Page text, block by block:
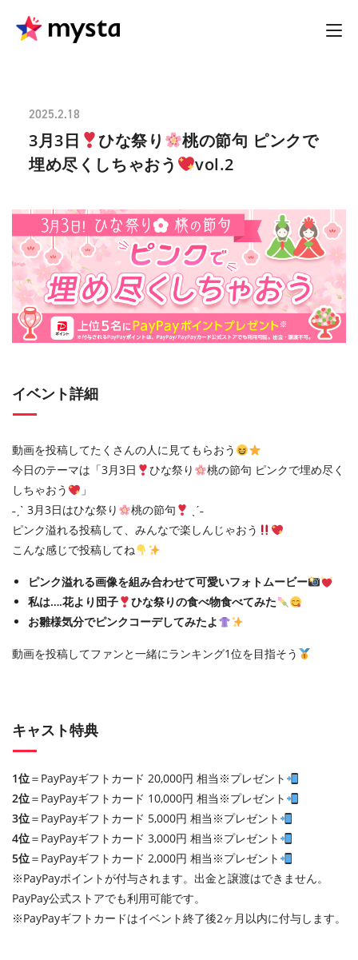
2025.2.18
3月3日 ひな祭り
桃の節句 ピンクで
埋め尽くしちゃおう
vol.2
イベント詳細
動画を投稿してたくさんの人に見てもらおう
今日のテーマは「3月3日
ひな祭り
桃の節句 ピンクで埋め尽く
しちゃおう
」
˗ˏˋ 3月3日はひな祭り
桃の節句
ˎˊ˗
ピンク溢れる投稿して、みんなで楽しんじゃおう
こんな感じで投稿してね
ピンク溢れる画像を組み合わせて可愛いフォトムービー
私は….花より団子
ひな祭りの食べ物食べてみた
お雛様気分でピンクコーデしてみたよ
動画を投稿してファンと一緒にランキング1位を目指そう
キャスト特典
1位＝PayPayギフトカード 20,000円 相当※プレゼント
2位＝PayPayギフトカード 10,000円 相当※プレゼント
3位＝PayPayギフトカード 5,000円 相当※プレゼント
4位＝PayPayギフトカード 3,000円 相当※プレゼント
5位＝PayPayギフトカード 2,000円 相当※プレゼント
※PayPayポイントが付与されます。出金と譲渡はできません。
PayPay公式ストアでも利用可能です。
※PayPayギフトカードはイベント終了後2ヶ月以内に付与します。